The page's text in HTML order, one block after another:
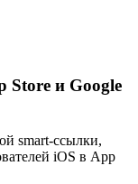
Store и Google
smart-ссылки,
iOS в App